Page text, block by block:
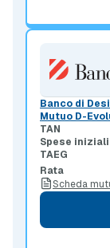
Banco di
Mutuo D-
TAN
Spese iniziali
TAEG
Rata
Scheda